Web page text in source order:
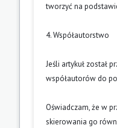
tworzyć na
4. Współautorstwo
Jeśli artykuł został
współautorów do
Oświadczam, że w
skierowania go